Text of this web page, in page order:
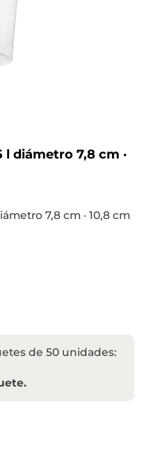
l diámetro 7,8 cm ·
7,8 cm · 10,8 cm
de 50 unidades: